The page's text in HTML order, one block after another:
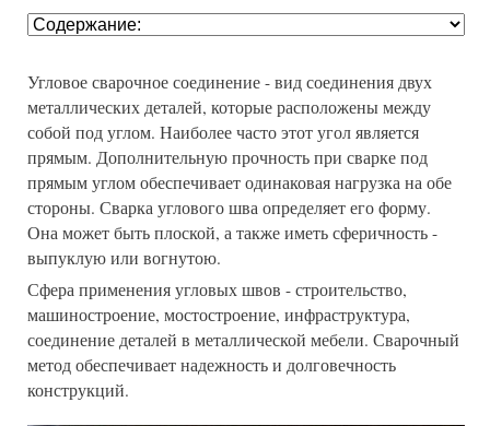
Угловое сварочное соединение - вид соединения двух
металлических деталей, которые расположены между
собой под углом. Наиболее часто этот угол является
прямым. Дополнительную прочность при сварке под
прямым углом обеспечивает одинаковая нагрузка на обе
стороны. Сварка углового шва определяет его форму.
Она может быть плоской, а также иметь сферичность -
выпуклую или вогнутою.
Сфера применения угловых швов - строительство,
машиностроение, мостостроение, инфраструктура,
соединение деталей в металлической мебели. Сварочный
метод обеспечивает надежность и долговечность
конструкций.